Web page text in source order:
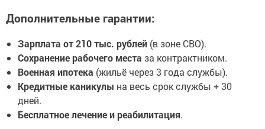
Дополнительные гарантии:
Зарплата от 210 тыс. рублей (в зоне СВО).
Сохранение рабочего места за контрактником.
Военная ипотека (жильё через 3 года службы).
Кредитные каникулы на весь срок службы + 30
дней.
Бесплатное лечение и реабилитация.